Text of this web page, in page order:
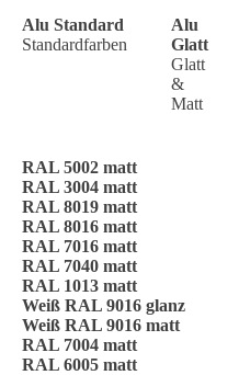
Alu Standard
Standardfarben
Alu
Glatt
Glatt
&
Matt
RAL 5002 matt
RAL 3004 matt
RAL 8019 matt
RAL 8016 matt
RAL 7016 matt
RAL 7040 matt
RAL 1013 matt
Weiß RAL 9016 glanz
Weiß RAL 9016 matt
RAL 7004 matt
RAL 6005 matt